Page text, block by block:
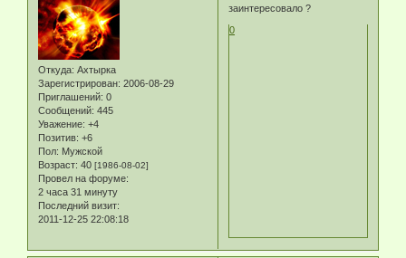
Откуда: Ахтырка
Зарегистрирован: 2006-08-29
Приглашений: 0
Сообщений: 445
Уважение: +4
Позитив: +6
Пол: Мужской
Возраст: 40 [1986-08-02]
Провел на форуме:
2 часа 31 минуту
Последний визит:
2011-12-25 22:08:18
заинтересовало ?
0